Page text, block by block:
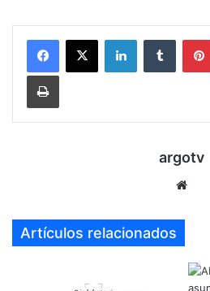
LinkedInTumblr
Imprimir
argotv
Artículos relacionados